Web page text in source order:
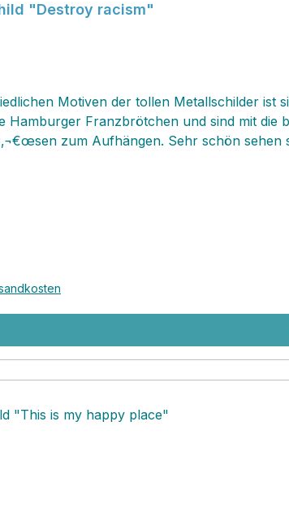
"Destroy racism"
Motiven der tollen Metallschilder ist
Hamburger Franzbrötchen und sind mit die
zum Aufhängen. Sehr schön